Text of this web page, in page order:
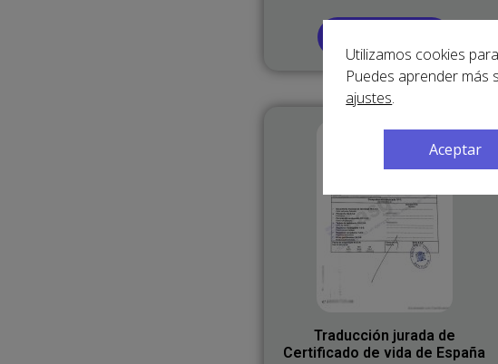
Traducción jurada de
Certificado de vida de España
Utilizamos cookies
Puedes aprender más
ajustes.
Aceptar